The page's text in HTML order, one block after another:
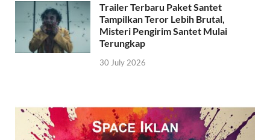
Trailer Terbaru Paket Santet
Tampilkan Teror Lebih Brutal,
Misteri Pengirim Santet Mulai
Terungkap
30 July 2026